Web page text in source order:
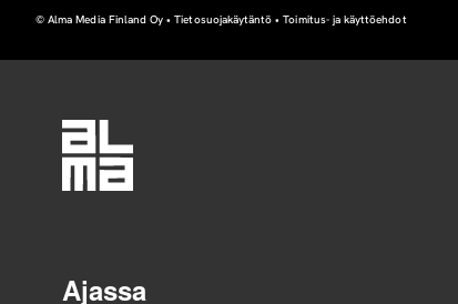
© Alma Media Finland Oy •Tietosuojakäytäntö •Toimitus- ja käyttöehdot